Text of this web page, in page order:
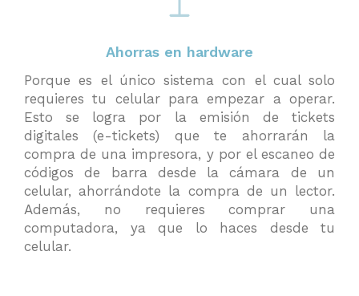
Ahorras en hardware
Porque es el único sistema con el cual solo
requieres tu celular para empezar a operar.
Esto se logra por la emisión de tickets
digitales (e-tickets) que te ahorrarán la
compra de una impresora, y por el escaneo de
códigos de barra desde la cámara de un
celular, ahorrándote la compra de un lector.
Además, no requieres comprar una
computadora, ya que lo haces desde tu
celular.